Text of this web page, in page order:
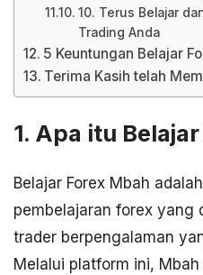
10. Terus Belajar
Trading Anda
5 Keuntungan Belajar
Terima Kasih telah
1. Apa itu
Belajar Forex Mbah
pembelajaran forex yang
trader berpengalaman
Melalui platform ini,